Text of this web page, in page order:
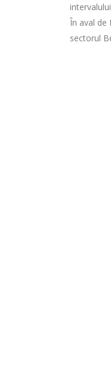
În aval de
sectorul